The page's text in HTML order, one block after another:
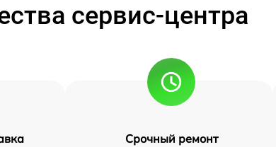
сервис-центра
Срочный ремонт